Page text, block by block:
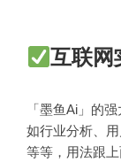
互联网
「墨鱼Ai」的
如行业分析、
等等，用法跟